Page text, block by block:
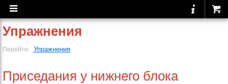
Упражнения
Перейти: Упражнения
Приседания у нижнего блока